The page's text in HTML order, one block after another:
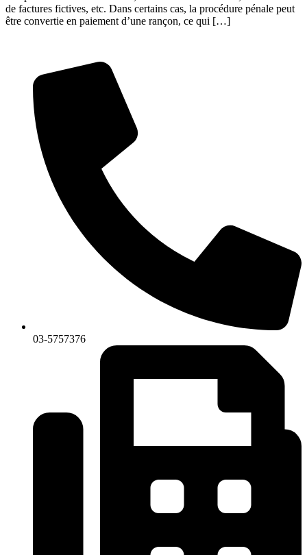
de factures fictives, etc. Dans certains cas, la procédure pénale peut
être convertie en paiement d’une rançon, ce qui […]
03-5757376